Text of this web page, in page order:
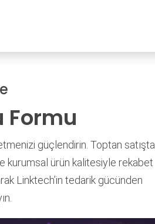
Formu
güçlendirin. Toptan satışta
kurumsal ürün kalitesiyle rekabet
Linktech’in tedarik gücünden